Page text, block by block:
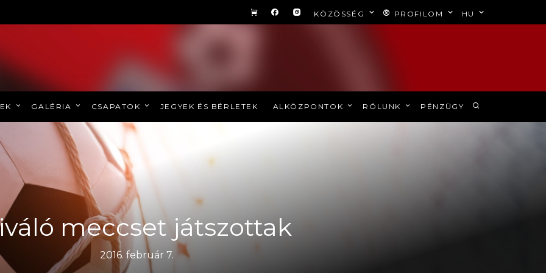
KÖZÖSSÉG PROFILOM HU
GALÉRIA CSAPATOK JEGYEK ÉS BÉRLETEK ALKÖZPONTOK RÓLUNK PÉNZÜGY
meccset játszottak
2016. február 7.